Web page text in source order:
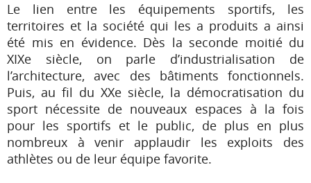
Le lien entre les équipements sportifs, les
territoires et la société qui les a produits a ainsi
été mis en évidence. Dès la seconde moitié du
XIXe siècle, on parle d’industrialisation de
l’architecture, avec des bâtiments fonctionnels.
Puis, au fil du XXe siècle, la démocratisation du
sport nécessite de nouveaux espaces à la fois
pour les sportifs et le public, de plus en plus
nombreux à venir applaudir les exploits des
athlètes ou de leur équipe favorite.